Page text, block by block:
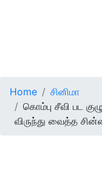
Home
சினிமா
கொம்பு சீவி பட
விருந்து வைத்த